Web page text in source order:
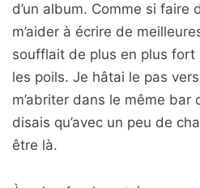
d’un album. Comme si faire
m’aider à écrire de
soufflait de plus en plus
les poils. Je hâtai le pas
m’abriter dans le même bar
disais qu’avec un peu de
être là.